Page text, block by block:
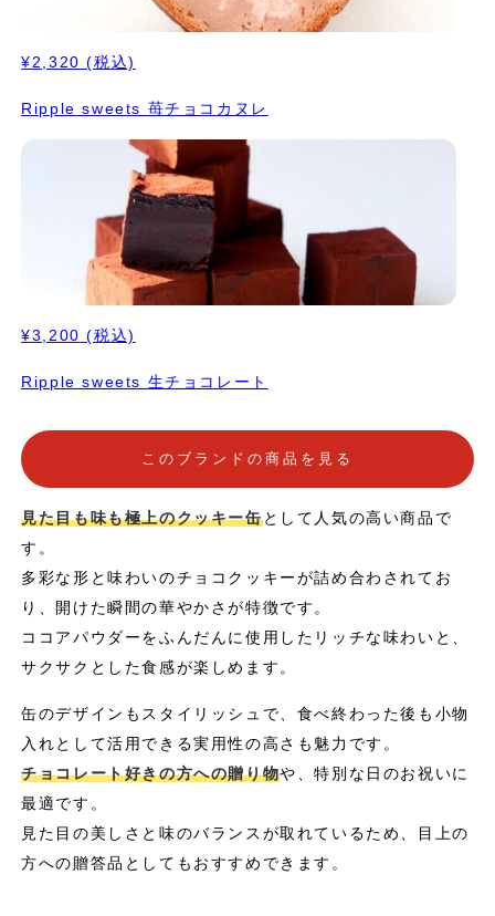
¥2,320 (税込)
Ripple sweets 苺チョコカヌレ
¥3,200 (税込)
Ripple sweets 生チョコレート
このブランドの商品を見る
見た目も味も極上のクッキー缶として人気の高い商品で
す。
多彩な形と味わいのチョコクッキーが詰め合わされてお
り、開けた瞬間の華やかさが特徴です。
ココアパウダーをふんだんに使用したリッチな味わいと、
サクサクとした食感が楽しめます。
缶のデザインもスタイリッシュで、食べ終わった後も小物
入れとして活用できる実用性の高さも魅力です。
チョコレート好きの方への贈り物や、特別な日のお祝いに
最適です。
見た目の美しさと味のバランスが取れているため、目上の
方への贈答品としてもおすすめできます。